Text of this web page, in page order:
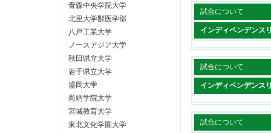
青森中央学院大学
北里大学獣医学部
八戸工業大学
ノースアジア大学
秋田県立大学
岩手県立大学
盛岡大学
尚絅学院大学
宮城教育大学
東北文化学園大学
試合について
インディペンデンス
試合について
インディペンデンス
試合について